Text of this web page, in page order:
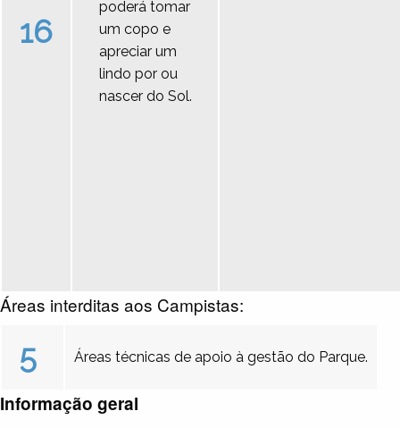
16
poderá tomar
um copo e
apreciar um
lindo por ou
nascer do Sol.
Áreas interditas aos Campistas:
5 Áreas técnicas de apoio à gestão do Parque.
Informação geral